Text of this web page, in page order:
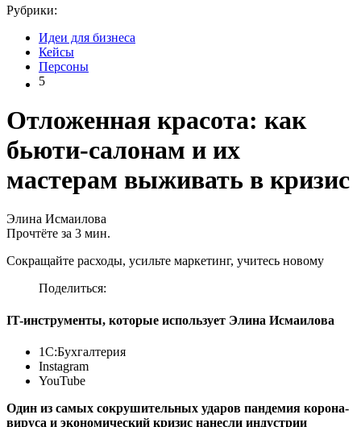
Рубрики:
Идеи для бизнеса
Кейсы
Персоны
5
Отложенная красота: как
бьюти-салонам и их
мастерам выживать в кризис
Элина Исмаилова
Прочтёте за 3 мин.
Сокращайте расходы, усильте маркетинг, учитесь новому
Поделиться:
IT-инструменты, которые использует Элина Исмаилова
1С:Бухгалтерия
Instagram
YouTube
Один из самых сокрушительных ударов пандемия корона-
вируса и экономический кризис нанесли индустрии